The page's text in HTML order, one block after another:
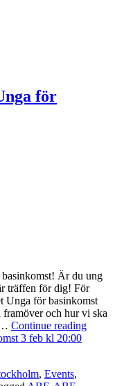
för
Är du ung
träffen för dig! För
Unga för basinkomst
och hur vi ska
Continue reading
3 feb kl 20:00
, Events,